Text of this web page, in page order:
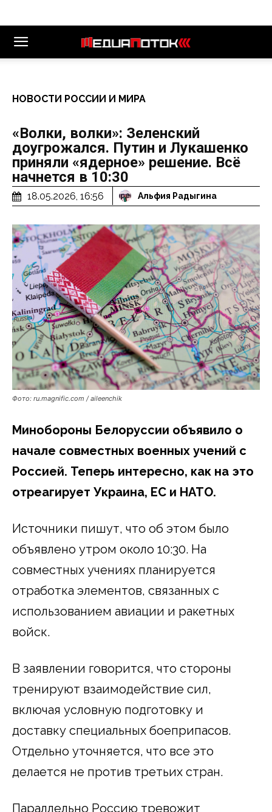
НОВОСТИ РОССИИ И МИРА
«Волки, волки»: Зеленский
доугрожался. Путин и Лукашенко
приняли «ядерное» решение. Всё
начнется в 10:30
18.05.2026, 16:56 Альфия Радыгина
Фото: ru.magnific.com / aileenchik
Минобороны Белоруссии объявило о
начале совместных военных учений с
Россией. Теперь интересно, как на это
отреагирует Украина, ЕС и НАТО.
Источники пишут, что об этом было
объявлено утром около 10:30. На
совместных учениях планируется
отработка элементов, связанных с
использованием авиации и ракетных
войск.
В заявлении говорится, что стороны
тренируют взаимодействие сил,
включая условную подготовку и
доставку специальных боеприпасов.
Отдельно уточняется, что все это
делается не против третьих стран.
Параллельно Россию тревожит